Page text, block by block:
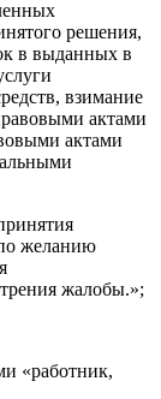
решения,
в выданных в
взимание
актами
актами
желанию
жалобы.»;
«работник,